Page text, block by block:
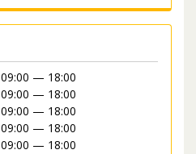
09:00 — 18:00
09:00 — 18:00
09:00 — 18:00
09:00 — 18:00
09:00 — 18:00